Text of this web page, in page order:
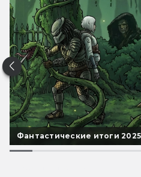
Фантастические итоги 2025